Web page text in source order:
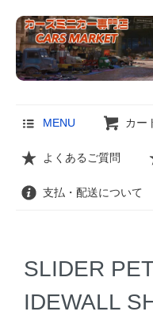
MENU カー
よくあるご質問
支払・配送について
SLIDER
IDEWALL